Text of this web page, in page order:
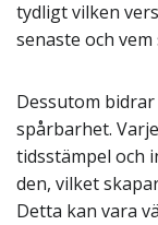
tydligt vilken
senaste och
Dessutom
spårbarhet.
tidsstämpel och
den, vilket
Detta kan vara